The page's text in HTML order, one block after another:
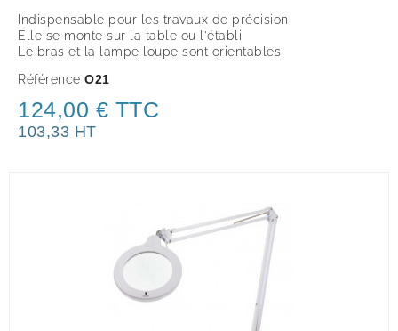
Indispensable pour les travaux de précision
Elle se monte sur la table ou l'établi
Le bras et la lampe loupe sont orientables
Référence O21
124,00 € TTC
103,33 HT